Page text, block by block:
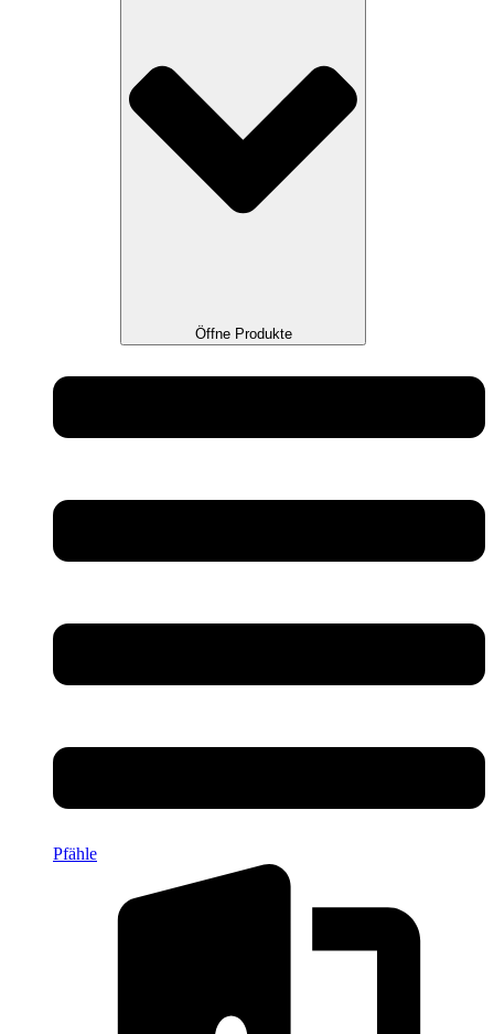
Öffne Produkte
Pfähle